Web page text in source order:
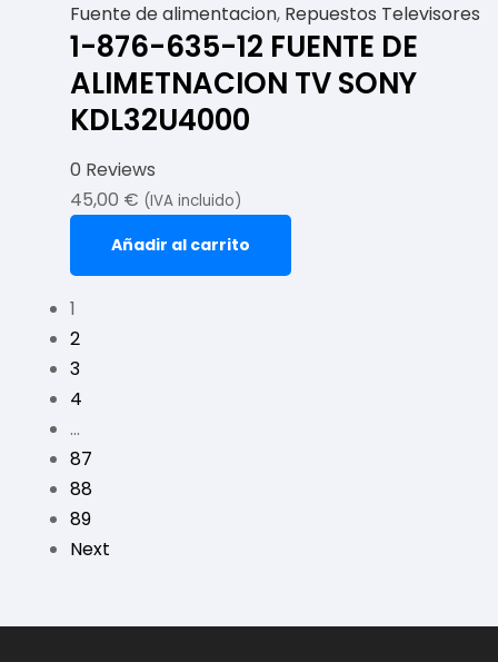
Fuente de alimentacion, Repuestos Televisores
1-876-635-12 FUENTE DE
ALIMETNACION TV SONY
KDL32U4000
0 Reviews
45,00 € (IVA incluido)
Añadir al carrito
1
2
3
4
…
87
88
89
Next